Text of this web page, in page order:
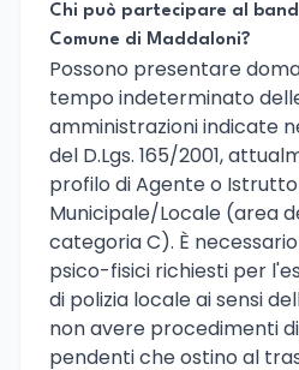
Chi può partecipare al
Comune di Maddaloni?
Possono presentare
tempo indeterminato
amministrazioni indicate
del D.Lgs. 165/2001,
profilo di Agente o
Municipale/Locale (area
categoria C). È
psico-fisici richiesti per
di polizia locale ai sensi
non avere procedimenti
pendenti che ostino al